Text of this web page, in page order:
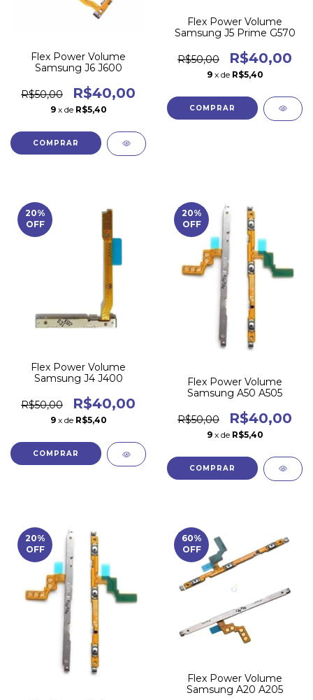
Flex Power Volume
Samsung J6 J600
R$50,00 R$40,00
9 x de R$5,40
Flex Power Volume
Samsung J5 Prime G570
R$50,00 R$40,00
9 x de R$5,40
20%
OFF
Flex Power Volume
Samsung J4 J400
R$50,00 R$40,00
9 x de R$5,40
20%
OFF
Flex Power Volume
Samsung A50 A505
R$50,00 R$40,00
9 x de R$5,40
20%
OFF
60%
OFF
Flex Power Volume
Samsung A20 A205